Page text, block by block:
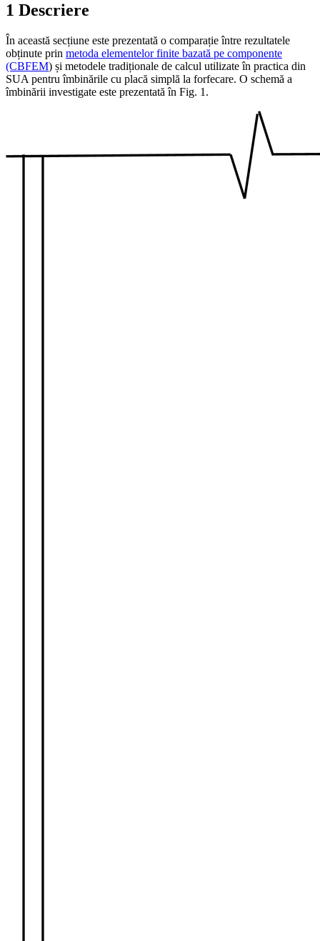
1 Descriere
În această secțiune este prezentată o comparație între rezultatele
obținute prin metoda elementelor finite bazată pe componente
(CBFEM) și metodele tradiționale de calcul utilizate în practica din
SUA pentru îmbinările cu placă simplă la forfecare. O schemă a
îmbinării investigate este prezentată în Fig. 1.